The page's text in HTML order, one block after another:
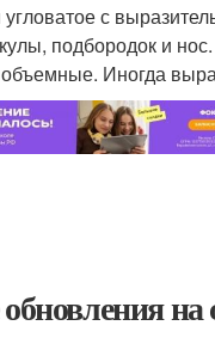
с
подбородок и
Иногда
на